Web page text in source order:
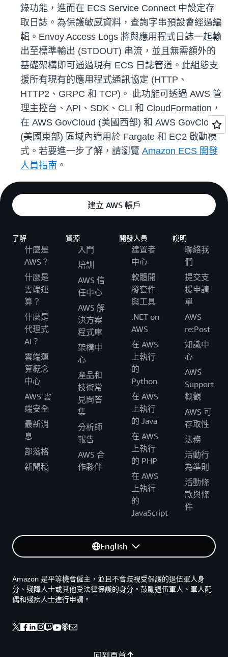
錄功能，進而在 ECS Service Connect 中設定存
取日誌。為保護敏感資料，查詢字串預設會經過編
輯。Envoy Access Logs 將與應用程式日誌一起輸
出至標準輸出 (STDOUT) 串流，並且無需額外的
基礎架構即可通過現有 ECS 日誌管道。此組態支
援所有現有的應用程式通訊協定 (HTTP、
HTTP2、GRPC 和 TCP)。 此功能可透過 AWS 管
理主控台、API、SDK、CLI 和 CloudFormation，
在 AWS GovCloud (美國西部) 和 AWS GovCloud
(美國東部) 區域內適用於 Fargate 和 EC2 啟動模
式。若要進一步了解，請瀏覽 Amazon ECS 開發
人員指南 。
建立 AWS 帳戶
了解
什麼是
AWS？
什麼是
雲端運
算？
什麼是
代理式
AI？
雲端運
算概念
中心
AWS 雲
端安全
最新消
息
部落格
新聞稿
資源
入門
培訓
AWS 信
任中心
AWS 解
決方案
程式庫
架構中
心
產品和
技術常
見問答
集
分析師
報告
AWS 合
作夥伴
開發人員
建置者
中心
軟體開
發套件
與工具
.NET on
AWS
在 AWS
上執行
的
Python
在 AWS
上執行
的 Java
在 AWS
上執行
的 PHP
在 AWS
上執行
的
JavaScript
說明
聯絡我
們
提交支
援申請
單
AWS
re:Post
知識中
心
AWS
Support
概觀
AWS 可
存取性
法務
活動行
為準則
活動條
款與條
件
English
Amazon 是平等機會僱主，並且不會歧視受保護的退伍軍人身
分、殘障人士或其他受法律保護的身分。鼓勵退伍軍人、軍人配
偶和殘疾人士進行申請。